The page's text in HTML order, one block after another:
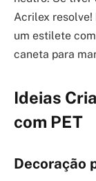
Acrilex resolve!
um estilete
caneta para
Ideias
com PET
Decoração